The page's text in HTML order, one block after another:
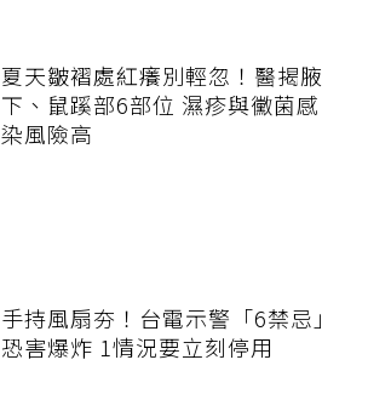
夏天皺褶處紅癢別輕忽！醫揭腋
下、鼠蹊部6部位 濕疹與黴菌感
染風險高
手持風扇夯！台電示警「6禁忌」
恐害爆炸 1情況要立刻停用